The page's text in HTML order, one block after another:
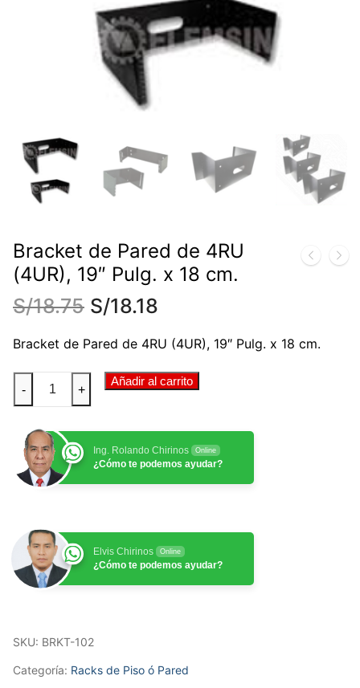
Bracket de Pared de 4RU
(4UR), 19″ Pulg. x 18 cm.
S/18.75 S/18.18
Bracket de Pared de 4RU (4UR), 19″ Pulg. x 18 cm.
Bracket
de
de
4RU
(4UR),
cm.
- +
Añadir al carrito
Ing. Rolando Chirinos Online
¿Cómo te podemos ayudar?
Elvis Chirinos Online
¿Cómo te podemos ayudar?
SKU: BRKT-102
Categoría: Racks de Piso ó Pared